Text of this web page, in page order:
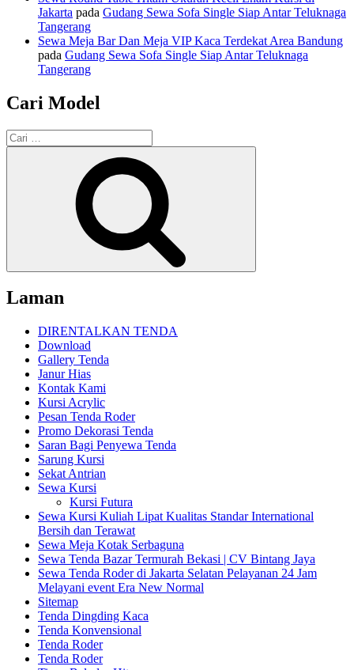
Jakarta pada Gudang Sewa Sofa Single Siap Antar Teluknaga
Tangerang
Sewa Meja Bar Dan Meja VIP Kaca Terdekat Area Bandung
pada Gudang Sewa Sofa Single Siap Antar Teluknaga
Tangerang
Cari Model
Pencarian
untuk:
Laman
DIRENTALKAN TENDA
Download
Gallery Tenda
Janur Hias
Kontak Kami
Kursi Acrylic
Pesan Tenda Roder
Promo Dekorasi Tenda
Saran Bagi Penyewa Tenda
Sarung Kursi
Sekat Antrian
Sewa Kursi
Kursi Futura
Sewa Kursi Kuliah Lipat Kualitas Standar International
Bersih dan Terawat
Sewa Meja Kotak Serbaguna
Sewa Tenda Bazar Termurah Bekasi | CV Bintang Jaya
Sewa Tenda Roder di Jakarta Selatan Pelayanan 24 Jam
Melayani event Era New Normal
Sitemap
Tenda Dingding Kaca
Tenda Konvensional
Tenda Roder
Tenda Roder